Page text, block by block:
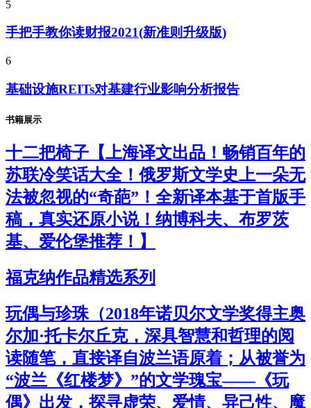
5
手把手教你读财报2021(新准则升级版)
6
基础设施REITs对基建行业影响分析报告
书籍展示
十二把椅子【上海译文出品！畅销百年的
苏联冷笑话大全！俄罗斯文学史上一朵无
法被忽视的“奇葩”！全新译本基于首版手
稿，真实还原小说！纳博科夫、布罗茨
基、爱伦堡推荐！】
福克纳作品精选系列
玩偶与珍珠（2018年诺贝尔文学奖得主奥
尔加·托卡尔丘克，深具智慧和哲理的阅
读随笔，直接译自波兰语原着；从被誉为
“波兰《红楼梦》”的文学瑰宝——《玩
偶》出发，探寻虚荣、爱情、异己性、魔